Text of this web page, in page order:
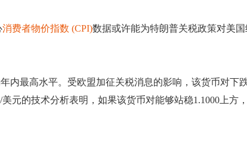
消费者物价指数 (CPI)数据或许能为特朗普关税政策对美
内最高水平。受欧盟加征关税消息的影响，该货币对下
的技术分析表明，如果该货币对能够站稳1.1000上方